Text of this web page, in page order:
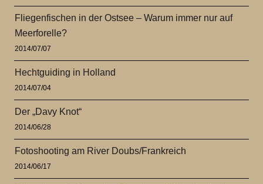
Fliegenfischen in der Ostsee – Warum immer nur auf
Meerforelle?
2014/07/07
Hechtguiding in Holland
2014/07/04
Der „Davy Knot“
2014/06/28
Fotoshooting am River Doubs/Frankreich
2014/06/17